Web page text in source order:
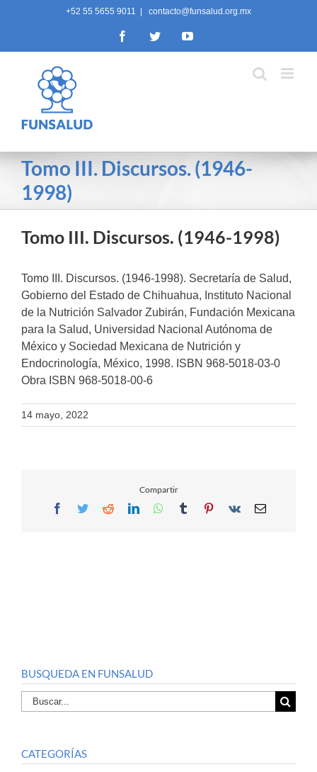
+52 55 5655 9011 contacto@funsalud.org.mx
FacebookTwitterYouTube
Tomo III. Discursos. (1946-
1998)
Tomo III. Discursos. (1946-1998)
Tomo III. Discursos. (1946-1998). Secretaría de Salud,
Gobierno del Estado de Chihuahua, Instituto Nacional
de la Nutrición Salvador Zubirán, Fundación Mexicana
para la Salud, Universidad Nacional Autónoma de
México y Sociedad Mexicana de Nutrición y
Endocrinología, México, 1998. ISBN 968-5018-03-0
Obra ISBN 968-5018-00-6
14 mayo, 2022
Compartir
Facebook
TwitterRedditLinkedInWhatsApp
TumblrPinterest
Vk Email
BUSQUEDA EN FUNSALUD
Buscar
por:
CATEGORÍAS